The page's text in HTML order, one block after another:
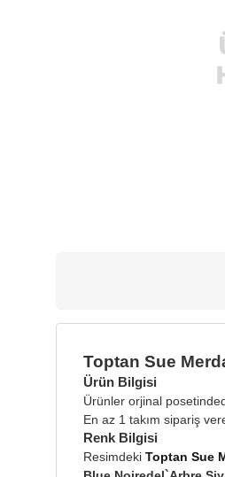
Toptan Sue
Ürün Bilgisi
Ürünler orjinal
En az 1 takım sipariş
Renk Bilgisi
Resimdeki Toptan Sue